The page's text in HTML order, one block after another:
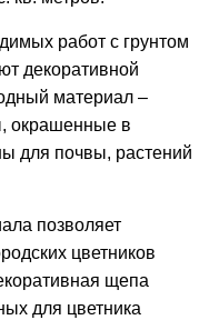
работ с грунтом
декоративной
материал –
окрашенные в
для почвы, растений
позволяет
цветников
щепа
для цветника